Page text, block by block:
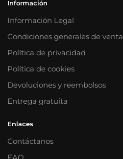
Información
Información Legal
Condiciones generales de venta
Política de privacidad
Política de cookies
Devoluciones y reembolsos
Entrega gratuita
Enlaces
Contáctanos